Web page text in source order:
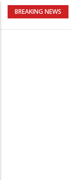
BREAKING NEWS